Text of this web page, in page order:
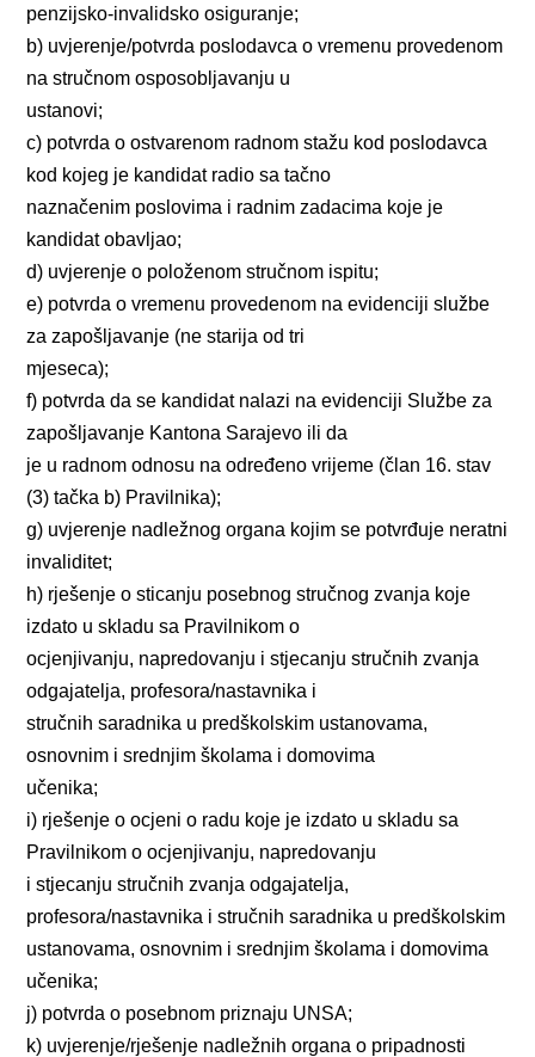
penzijsko-invalidsko osiguranje;
b) uvjerenje/potvrda poslodavca o vremenu provedenom
na stručnom osposobljavanju u
ustanovi;
c) potvrda o ostvarenom radnom stažu kod poslodavca
kod kojeg je kandidat radio sa tačno
naznačenim poslovima i radnim zadacima koje je
kandidat obavljao;
d) uvjerenje o položenom stručnom ispitu;
e) potvrda o vremenu provedenom na evidenciji službe
za zapošljavanje (ne starija od tri
mjeseca);
f) potvrda da se kandidat nalazi na evidenciji Službe za
zapošljavanje Kantona Sarajevo ili da
je u radnom odnosu na određeno vrijeme (član 16. stav
(3) tačka b) Pravilnika);
g) uvjerenje nadležnog organa kojim se potvrđuje neratni
invaliditet;
h) rješenje o sticanju posebnog stručnog zvanja koje
izdato u skladu sa Pravilnikom o
ocjenjivanju, napredovanju i stjecanju stručnih zvanja
odgajatelja, profesora/nastavnika i
stručnih saradnika u predškolskim ustanovama,
osnovnim i srednjim školama i domovima
učenika;
i) rješenje o ocjeni o radu koje je izdato u skladu sa
Pravilnikom o ocjenjivanju, napredovanju
i stjecanju stručnih zvanja odgajatelja,
profesora/nastavnika i stručnih saradnika u predškolskim
ustanovama, osnovnim i srednjim školama i domovima
učenika;
j) potvrda o posebnom priznaju UNSA;
k) uvjerenje/rješenje nadležnih organa o pripadnosti